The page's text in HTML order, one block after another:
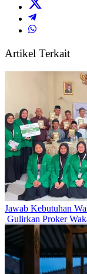
Artikel Terkait
Jawab Kebutuhan
Gulirkan Proker